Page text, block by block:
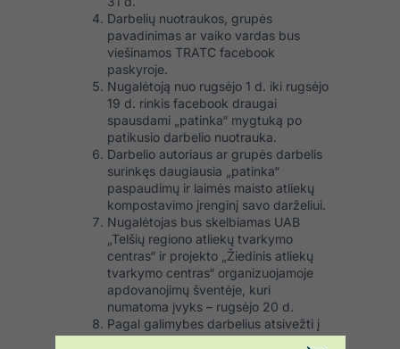
Darbelių nuotraukos, grupės
pavadinimas ar vaiko vardas bus
viešinamos TRATC facebook
paskyroje.
Nugalėtoją nuo rugsėjo 1 d. iki rugsėjo
19 d. rinkis facebook draugai
spausdami „patinka“ mygtuką po
patikusio darbelio nuotrauka.
Darbelio autoriaus ar grupės darbelis
surinkęs daugiausia „patinka“
paspaudimų ir laimės maisto atliekų
kompostavimo įrenginį savo darželiui.
Nugalėtojas bus skelbiamas UAB
„Telšių regiono atliekų tvarkymo
centras“ ir projekto „Žiedinis atliekų
tvarkymo centras“ organizuojamoje
apdovanojimų šventėje, kuri
numatoma įvyks – rugsėjo 20 d.
Pagal galimybes darbelius atsivežti į
šventę, kad visi šventės dalyviai